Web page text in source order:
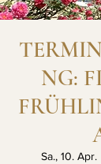
NG:
Sa., 10. Apr.